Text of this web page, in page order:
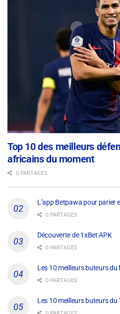
Top 10 des meilleurs
africains du moment
0 PARTAGES
L’app Betpawa pour parier
0 PARTAGES
Découverte de 1xBet APK
0 PARTAGES
Les 10 meilleurs buteurs
0 PARTAGES
Les 10 meilleurs buteurs du